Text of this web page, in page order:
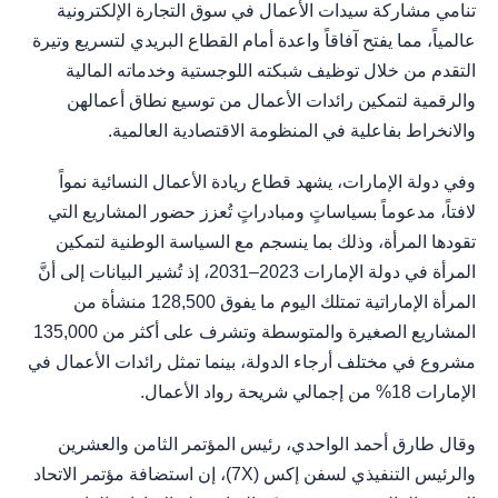
تنامي مشاركة سيدات الأعمال في سوق التجارة الإلكترونية
عالمياً، مما يفتح آفاقاً واعدة أمام القطاع البريدي لتسريع وتيرة
التقدم من خلال توظيف شبكته اللوجستية وخدماته المالية
والرقمية لتمكين رائدات الأعمال من توسيع نطاق أعمالهن
والانخراط بفاعلية في المنظومة الاقتصادية العالمية.
وفي دولة الإمارات، يشهد قطاع ريادة الأعمال النسائية نمواً
لافتاً، مدعوماً بسياساتٍ ومبادراتٍ تُعزز حضور المشاريع التي
تقودها المرأة، وذلك بما ينسجم مع السياسة الوطنية لتمكين
المرأة في دولة الإمارات 2023–2031، إذ تُشير البيانات إلى أنَّ
المرأة الإماراتية تمتلك اليوم ما يفوق 128,500 منشأة من
المشاريع الصغيرة والمتوسطة وتشرف على أكثر من 135,000
مشروع في مختلف أرجاء الدولة، بينما تمثل رائدات الأعمال في
الإمارات 18% من إجمالي شريحة رواد الأعمال.
وقال طارق أحمد الواحدي، رئيس المؤتمر الثامن والعشرين
والرئيس التنفيذي لسفن إكس (7X)، إن استضافة مؤتمر الاتحاد